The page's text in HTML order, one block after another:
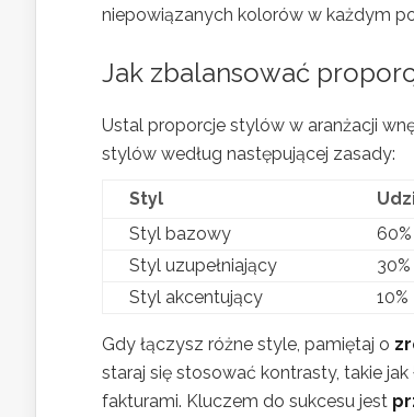
niepowiązanych kolorów w każdym
Jak zbalansować
Ustal proporcje stylów w aranżacji
stylów według następującej zasady:
Styl
Styl bazowy
60%
Styl uzupełniający
30%
Styl akcentujący
10%
Gdy łączysz różne style, pamiętaj o
staraj się stosować kontrasty, takie jak
fakturami. Kluczem do sukcesu jest